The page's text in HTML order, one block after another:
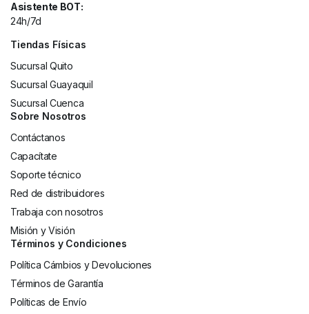
Asistente BOT:
24h/7d
Tiendas Físicas
Sucursal Quito
Sucursal Guayaquil
Sucursal Cuenca
Sobre Nosotros
Contáctanos
Capacítate
Soporte técnico
Red de distribuidores
Trabaja con nosotros
Misión y Visión
Términos y Condiciones
Política Cámbios y Devoluciones
Términos de Garantía
Políticas de Envío